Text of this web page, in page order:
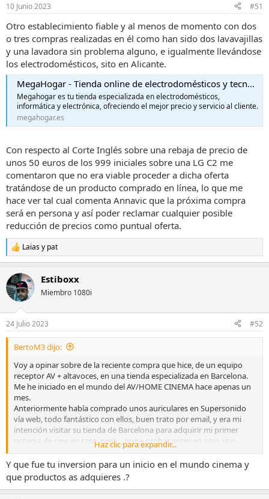
10 Junio 2023 #51
Otro establecimiento fiable y al menos de momento con dos
o tres compras realizadas en él como han sido dos lavavajillas
y una lavadora sin problema alguno, e igualmente llevándose
los electrodomésticos, sito en Alicante.
MegaHogar - Tienda online de electrodomésticos y tecnología.
Megahogar es tu tienda especializada en electrodomésticos,
informática y electrónica, ofreciendo el mejor precio y servicio al cliente.
megahogar.es
Con respecto al Corte Inglés sobre una rebaja de precio de
unos 50 euros de los 999 iniciales sobre una LG C2 me
comentaron que no era viable proceder a dicha oferta
tratándose de un producto comprado en línea, lo que me
hace ver tal cual comenta Annavic que la próxima compra
será en persona y así poder reclamar cualquier posible
reducción de precios como puntual oferta.
R
e
c
c
i
e
s
Laiasy pat
Estiboxx
Miembro 1080i
24 Julio 2023 #52
BertoM3 dijo:
Voy a opinar sobre de la reciente compra que hice, de un equipo
receptor AV + altavoces, en una tienda especializada en Barcelona.
Me he iniciado en el mundo del AV/HOME CINEMA hace apenas un
mes.
Anteriormente había comprado unos auriculares en Supersonido
vía web, todo fantástico con ellos, buen trato por email, y era mi
intención visitar su tienda de Barcelona para adquirir mi primer
sistema de cine en casa, pero... quise probar antes en otro sitio.
Primeramente visité STYLE SOUND en Barcelona, en c/Lepanto con
c/Valencia, y nada mas entrar todo rodado. En Style Sound, tanto el
trato como los consejos recibidos, un 10. Salí muy contento. Me
resolvieron dudas y me aconsejaron. Me enseñaron varias opciones
Haz clic para expandir...
Y que fue tu inversion para un inicio en el mundo cinema y
que productos as adquieres .?